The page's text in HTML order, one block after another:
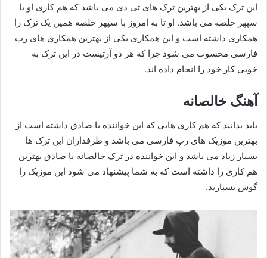
این ترک یکی از بهترین ترک های تی دی می باشد که هم کاری او با
سپهر خلصه می باشد. او تا به امروز با سپهر خلصه همین یک ترک را
همکاری داشته است و این همکاری یکی از بهترین همکاری های رپ
فارسی محسوب می شود چرا که هر دو آرتیست در این ترک به
خوبی کار خود را انجام داده اند.
آهنگ خالصانه
باید بدانید که هم کاری هایی که این خواننده با صادق داشته است از
بهترین موزیک های رپ فارسی می باشد و طرفداران این ترک ها
بسیار زیاد می باشد و این خواننده در ترک خالصانه با صادق بهترین
هم کاری را داشته است که به شما پیشنهاد می شود این موزیک را
گوش بسپارید.